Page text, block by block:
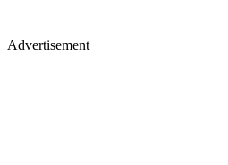
Advertisement